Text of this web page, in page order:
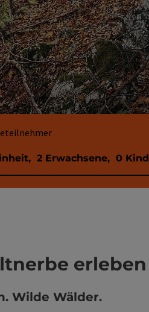
/ Reiseteilnehmer
und Personenfelder
, 2 Erwachsene, 0
erleben
Wilde Wälder.